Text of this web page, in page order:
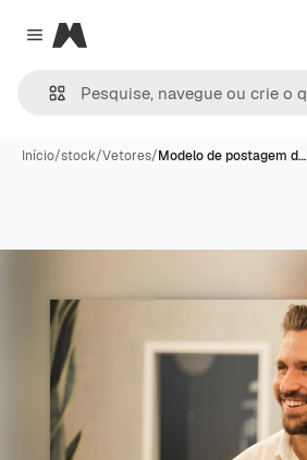
Close menu
Magnific
Início/stock/Vetores/Modelo de postagem d…